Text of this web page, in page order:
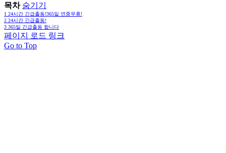
목차 숨기기
1 24시간 긴급출동!365일 연중무휴!
2 24시간 긴급출동!
3 365일 긴급출동 합니다
페이지 로드 링크
Go to Top